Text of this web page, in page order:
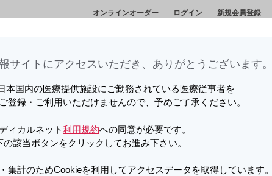
オンラインオーダー ログイン 新規会員登録
計のため
イトに​アクセスいただき、ありがとうございます。​
本国内の医療提供施設にご勤務されている医療従事者を
登録・ご利用いただけませんので、予めご了承ください。
ィカルネット利用規約への同意が必要です。
該当ボタンをクリックしてお進み下さい。
計のためCookieを利用してアクセスデータを取得しています。